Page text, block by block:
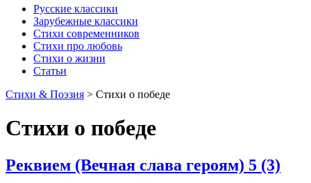
Русские классики
Зарубежные классики
Стихи современников
Стихи про любовь
Стихи о жизни
Статьи
Стихи & Поэзия > Стихи о победе
Стихи о победе
Реквием (Вечная слава героям) 5 (3)